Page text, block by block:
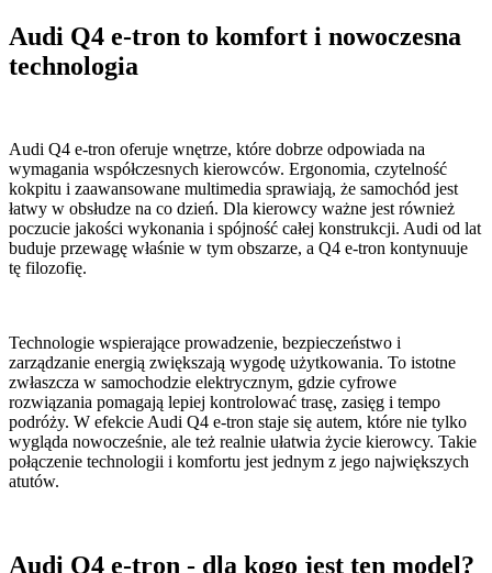
Audi Q4 e-tron to komfort i nowoczesna
technologia
Audi Q4 e-tron oferuje wnętrze, które dobrze odpowiada na
wymagania współczesnych kierowców. Ergonomia, czytelność
kokpitu i zaawansowane multimedia sprawiają, że samochód jest
łatwy w obsłudze na co dzień. Dla kierowcy ważne jest również
poczucie jakości wykonania i spójność całej konstrukcji. Audi od lat
buduje przewagę właśnie w tym obszarze, a Q4 e-tron kontynuuje
tę filozofię.
Technologie wspierające prowadzenie, bezpieczeństwo i
zarządzanie energią zwiększają wygodę użytkowania. To istotne
zwłaszcza w samochodzie elektrycznym, gdzie cyfrowe
rozwiązania pomagają lepiej kontrolować trasę, zasięg i tempo
podróży. W efekcie Audi Q4 e-tron staje się autem, które nie tylko
wygląda nowocześnie, ale też realnie ułatwia życie kierowcy. Takie
połączenie technologii i komfortu jest jednym z jego największych
atutów.
Audi Q4 e-tron - dla kogo jest ten model?